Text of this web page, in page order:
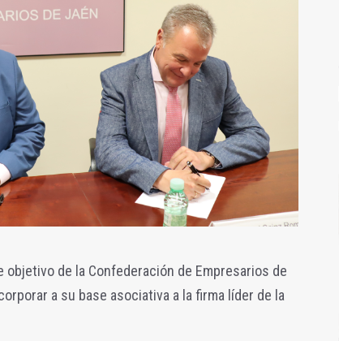
de la Confederación de Empresarios de
a su base asociativa a la firma líder de la